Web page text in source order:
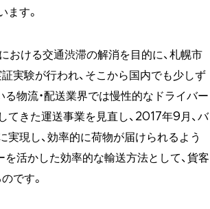
ます。
おける交通渋滞の解消を目的に、札幌市
実験が行われ、そこから国内でも少しず
物流・配送業界では慢性的なドライバー
てきた運送事業を見直し、2017年9月、バ
実現し、効率的に荷物が届けられるよう
活かした効率的な輸送方法として、貨客
です。